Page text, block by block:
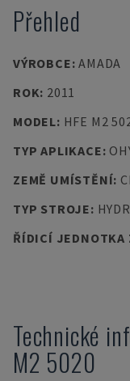
Přehled
VÝROBCE:AMADA
ROK: 2011
MODEL: HFE M2
TYP APLIKACE:
ZEMĚ UMÍSTĚNÍ:
TYP STROJE:
ŘÍDICÍ JEDNOTKA
Technické
M2 5020